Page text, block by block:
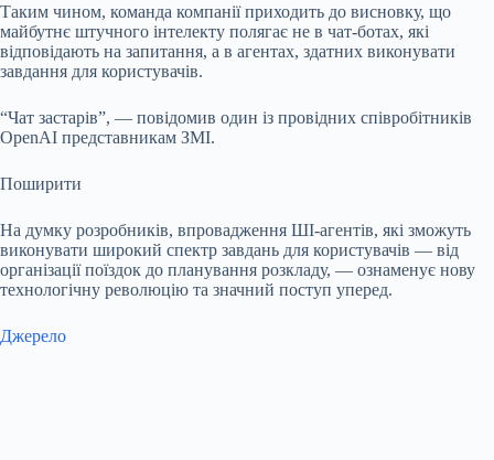
Таким чином, команда компанії приходить до висновку, що
майбутнє штучного інтелекту полягає не в чат-ботах, які
відповідають на запитання, а в агентах, здатних виконувати
завдання для користувачів.
“Чат застарів”, — повідомив один із провідних співробітників
OpenAI представникам ЗМІ.
Поширити
На думку розробників, впровадження ШІ-агентів, які зможуть
виконувати широкий спектр завдань для користувачів — від
організації поїздок до планування розкладу, — ознаменує нову
технологічну революцію та значний поступ уперед.
Джерело